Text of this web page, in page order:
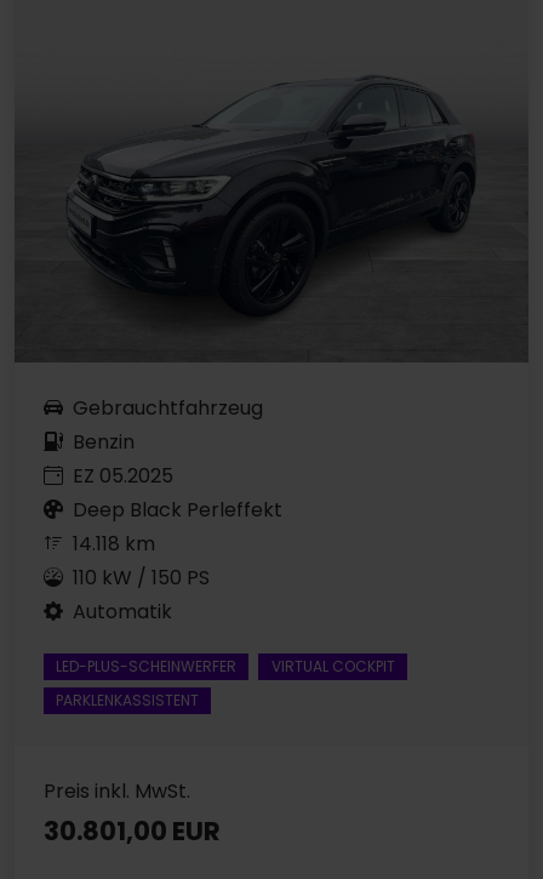
Gebrauchtfahrzeug
Benzin
EZ 05.2025
Deep Black Perleffekt
14.118 km
110 kW / 150 PS
Automatik
LED-PLUS-SCHEINWERFER
VIRTUAL COCKPIT
PARKLENKASSISTENT
Preis inkl. MwSt.
30.801,00 EUR